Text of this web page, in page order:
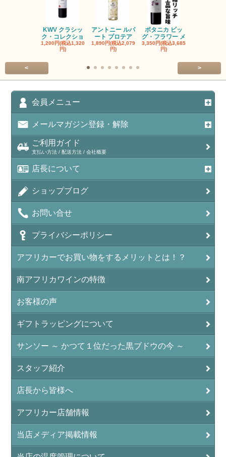
KWV クラシッ
ク・コレクショ
1,200円(税込1,320
円)
アントニー ルパ
ート プロテア
1,890円(税込2,079
円)
ボタニカ ビッ
グ・フラワー メ
3,350円(税込3,685
円)
< >
会員メニュー
メールマガジン登録・解除
ご利用ガイド
支払い方法 / 配送方法 / 会社概要
店長について
ショップブログ
お問い合せ
プライバシーポリシー
アフリカーでお買い物をするメリットとは！？
南アフリカワインの特徴
お客様の声
ギフトラッピングについて
サンソー ～ かつて１位だった黒ブドウの今 ～
スタッフ紹介
店長から皆様へ
アフリカー店舗情報
当店メディア掲載情報